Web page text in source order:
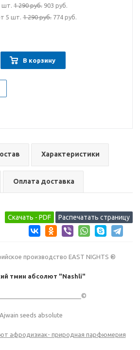
шт. 1 290 руб. 903 руб.
5 шт. 1 290 руб. 774 руб.
В корзину
Характеристики
Оплата доставка
производство EAST NIGHTS ®
тмин абсолют "Nashli"
Ajwain seeds absolute
афродизиак- природная парфюмерия